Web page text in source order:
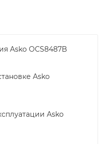
всех
Внутренний
достаточное
паровых циклов, а
только чистый
не превращается в
Asko OCS8487B
Asko
Asko